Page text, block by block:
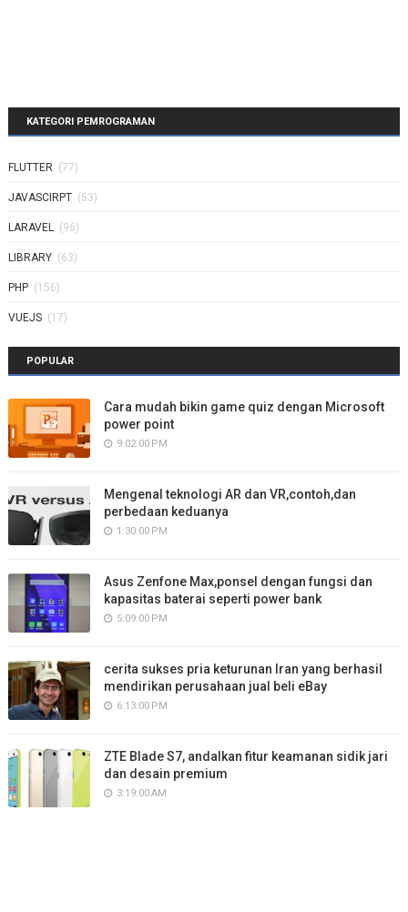
KATEGORI PEMROGRAMAN
FLUTTER (77)
JAVASCIRPT (53)
LARAVEL (96)
LIBRARY (63)
PHP (156)
VUEJS (17)
POPULAR
Cara mudah bikin game quiz dengan Microsoft
power point
9:02:00 PM
Mengenal teknologi AR dan VR,contoh,dan
perbedaan keduanya
1:30:00 PM
Asus Zenfone Max,ponsel dengan fungsi dan
kapasitas baterai seperti power bank
5:09:00 PM
cerita sukses pria keturunan Iran yang berhasil
mendirikan perusahaan jual beli eBay
6:13:00 PM
ZTE Blade S7, andalkan fitur keamanan sidik jari
dan desain premium
3:19:00 AM